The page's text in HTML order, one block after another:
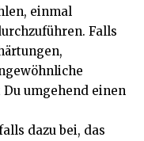
einmal
Falls
umgehend einen
dazu bei, das